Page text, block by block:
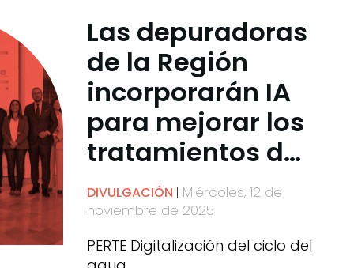
Las depuradoras
de la Región
incorporarán IA
para mejorar los
tratamientos de
regeneración del
agua
DIVULGACIÓN
Miércoles, 12 de
noviembre de 2025
PERTE Digitalización del ciclo del